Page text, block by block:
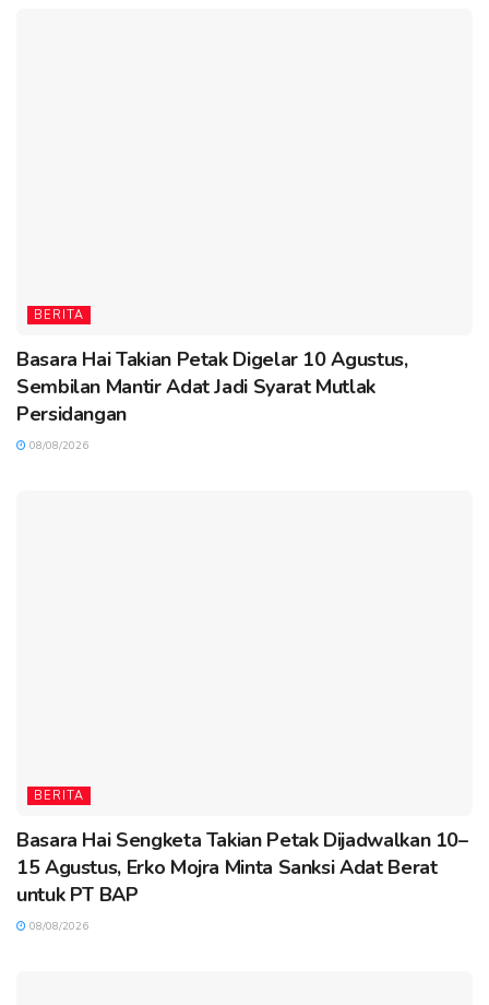
BERITA
Basara Hai Takian Petak Digelar 10 Agustus,
Sembilan Mantir Adat Jadi Syarat Mutlak
Persidangan
08/08/2026
BERITA
Basara Hai Sengketa Takian Petak Dijadwalkan 10–
15 Agustus, Erko Mojra Minta Sanksi Adat Berat
untuk PT BAP
08/08/2026